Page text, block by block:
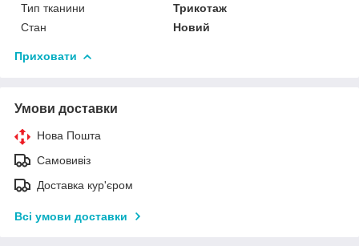
Тип тканини
Трикотаж
Стан
Новий
Приховати
Умови доставки
Нова Пошта
Самовивіз
Доставка кур'єром
Всі умови доставки